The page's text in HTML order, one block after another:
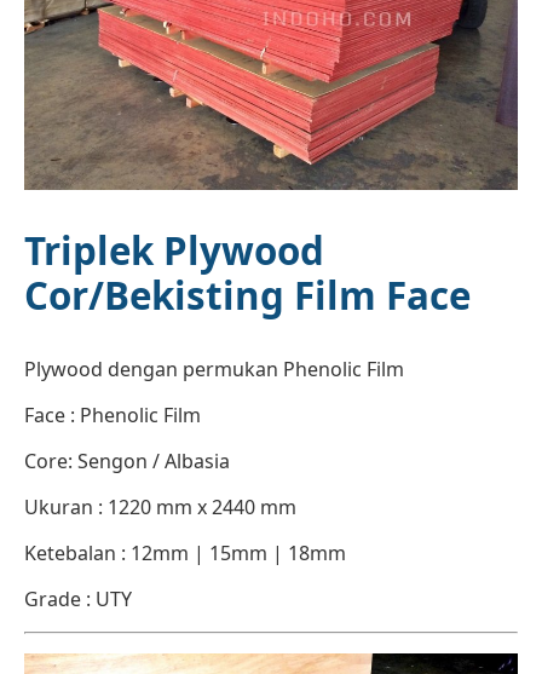
Triplek Plywood
Cor/Bekisting Film Face
Plywood dengan permukan Phenolic Film
Face : Phenolic Film
Core: Sengon / Albasia
Ukuran : 1220 mm x 2440 mm
Ketebalan : 12mm | 15mm | 18mm
Grade : UTY